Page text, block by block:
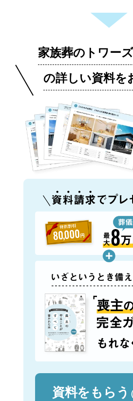
家族葬のトワー
の詳しい資料を
資料をもらう